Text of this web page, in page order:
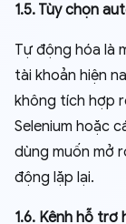
1.5. Tùy chọn
Tự động hóa là
tài khoản hiện
không tích hợp
Selenium hoặc
dùng muốn mở
động lặp lại.
1.6. Kênh hỗ trợ